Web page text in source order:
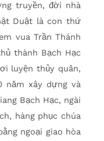
truyền, đời nhà
Duật là con thứ
vua Trần Thánh
thành Bạch Hạc
luyện thủy quân,
năm xây dựng và
Bạch Hạc, ngài
hàng phục chúa
ngoại giao hòa